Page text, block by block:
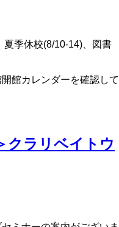
休校(8/10-14)、図書
館カレンダーを確認して
クラリベイトウ